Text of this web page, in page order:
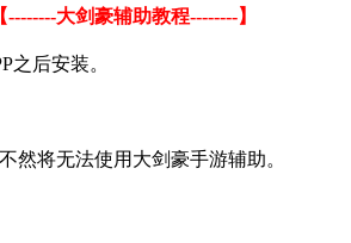
【--------大剑豪辅助教程--------】
之后安装。
然将无法使用大剑豪手游辅助。